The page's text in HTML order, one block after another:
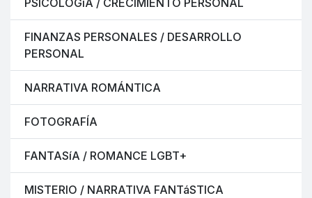
PSICOLOGíA / CRECIMIENTO PERSONAL
FINANZAS PERSONALES / DESARROLLO
PERSONAL
NARRATIVA ROMÁNTICA
FOTOGRAFÍA
FANTASíA / ROMANCE LGBT+
MISTERIO / NARRATIVA FANTáSTICA